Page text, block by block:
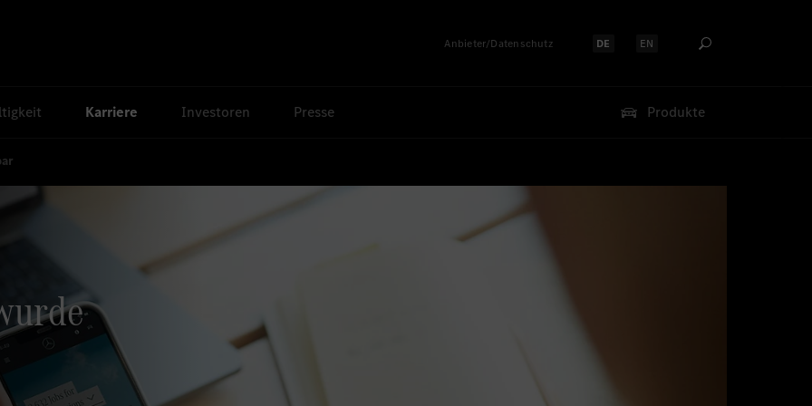
Anbieter/Datenschutz Sprache auswählen:
DE Sprache auswählen:
EN
Karriere Investoren Presse Produkte